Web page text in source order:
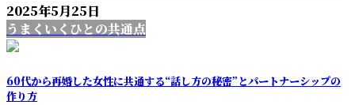
2025年5月25日
うまくいくひとの共通点
60代から再婚した女性に共通する“話し方の秘密”とパートナーシップの
作り方